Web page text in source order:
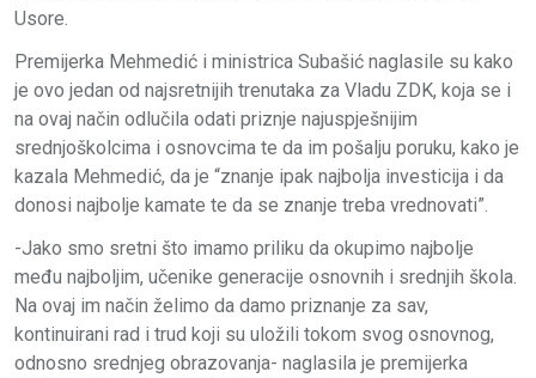
Usore.
Premijerka Mehmedić i ministrica Subašić naglasile su kako
je ovo jedan od najsretnijih trenutaka za Vladu ZDK, koja se i
na ovaj način odlučila odati priznje najuspješnijim
srednjoškolcima i osnovcima te da im pošalju poruku, kako je
kazala Mehmedić, da je “znanje ipak najbolja investicija i da
donosi najbolje kamate te da se znanje treba vrednovati”.
-Jako smo sretni što imamo priliku da okupimo najbolje
među najboljim, učenike generacije osnovnih i srednjih škola.
Na ovaj im način želimo da damo priznanje za sav,
kontinuirani rad i trud koji su uložili tokom svog osnovnog,
odnosno srednjeg obrazovanja- naglasila je premijerka